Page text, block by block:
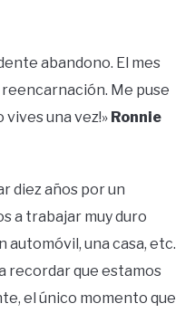
abandono. El mes
Me puse
vives una vez!» Ronnie
diez años por un
a trabajar muy duro
automóvil, una casa, etc.
recordar que estamos
el único momento que